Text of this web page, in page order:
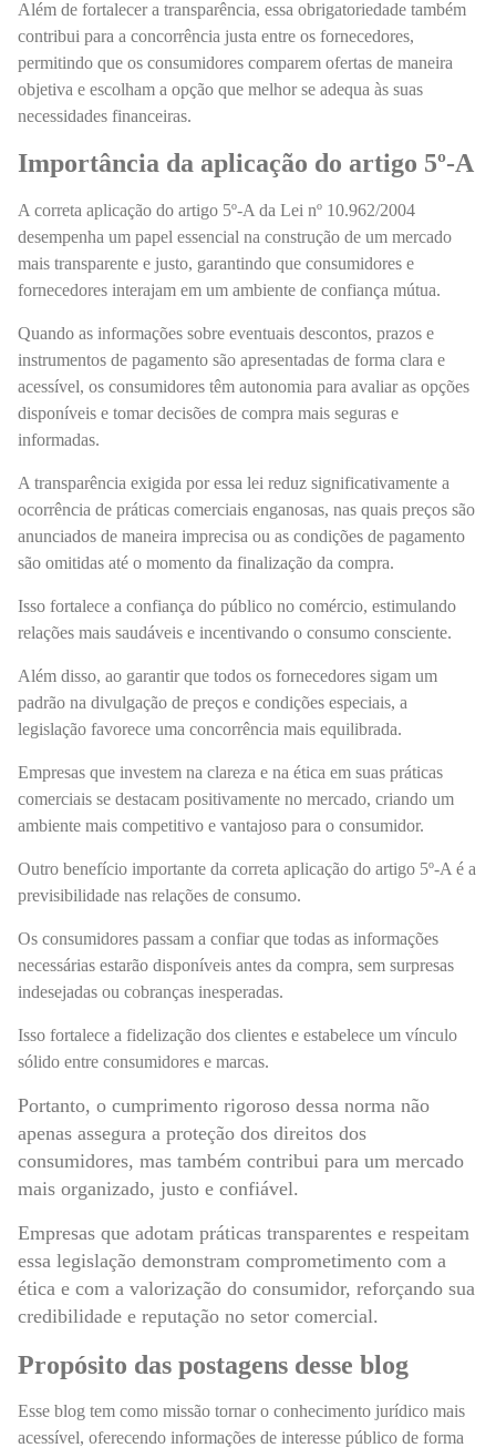
Além de fortalecer a transparência, essa obrigatoriedade também
contribui para a concorrência justa entre os fornecedores,
permitindo que os consumidores comparem ofertas de maneira
objetiva e escolham a opção que melhor se adequa às suas
necessidades financeiras.
Importância da aplicação do artigo 5º-A
A correta aplicação do artigo 5º-A da Lei nº 10.962/2004
desempenha um papel essencial na construção de um mercado
mais transparente e justo, garantindo que consumidores e
fornecedores interajam em um ambiente de confiança mútua.
Quando as informações sobre eventuais descontos, prazos e
instrumentos de pagamento são apresentadas de forma clara e
acessível, os consumidores têm autonomia para avaliar as opções
disponíveis e tomar decisões de compra mais seguras e
informadas.
A transparência exigida por essa lei reduz significativamente a
ocorrência de práticas comerciais enganosas, nas quais preços são
anunciados de maneira imprecisa ou as condições de pagamento
são omitidas até o momento da finalização da compra.
Isso fortalece a confiança do público no comércio, estimulando
relações mais saudáveis e incentivando o consumo consciente.
Além disso, ao garantir que todos os fornecedores sigam um
padrão na divulgação de preços e condições especiais, a
legislação favorece uma concorrência mais equilibrada.
Empresas que investem na clareza e na ética em suas práticas
comerciais se destacam positivamente no mercado, criando um
ambiente mais competitivo e vantajoso para o consumidor.
Outro benefício importante da correta aplicação do artigo 5º-A é a
previsibilidade nas relações de consumo.
Os consumidores passam a confiar que todas as informações
necessárias estarão disponíveis antes da compra, sem surpresas
indesejadas ou cobranças inesperadas.
Isso fortalece a fidelização dos clientes e estabelece um vínculo
sólido entre consumidores e marcas.
Portanto, o cumprimento rigoroso dessa norma não
apenas assegura a proteção dos direitos dos
consumidores, mas também contribui para um mercado
mais organizado, justo e confiável.
Empresas que adotam práticas transparentes e respeitam
essa legislação demonstram comprometimento com a
ética e com a valorização do consumidor, reforçando sua
credibilidade e reputação no setor comercial.
Propósito das postagens desse blog
Esse blog tem como missão tornar o conhecimento jurídico mais
acessível, oferecendo informações de interesse público de forma